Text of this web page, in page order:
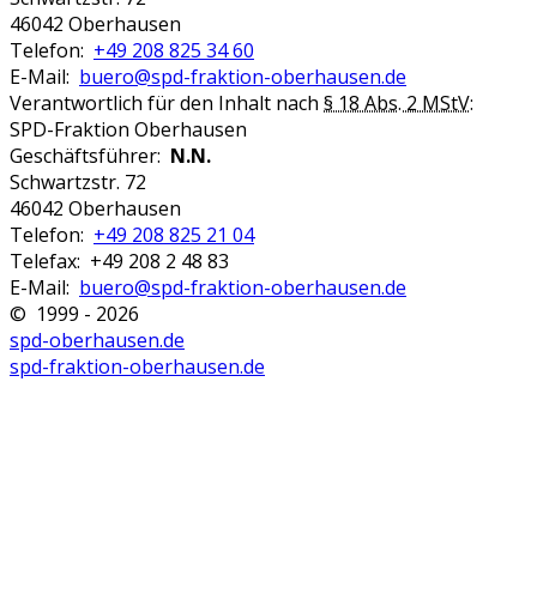
46042 Oberhausen
Telefon: +49 208 825 34 60
E-Mail: buero@spd-fraktion-oberhausen.de
Verantwortlich für den Inhalt nach § 18 Abs. 2 MStV:
SPD-Fraktion Oberhausen
Geschäftsführer: N.N.
Schwartzstr. 72
46042 Oberhausen
Telefon: +49 208 825 21 04
Telefax: +49 208 2 48 83
E-Mail: buero@spd-fraktion-oberhausen.de
© 1999 - 2026
spd-oberhausen.de
spd-fraktion-oberhausen.de